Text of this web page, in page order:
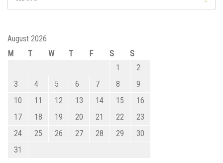
August 2026
M
T W T F S
S
1
2
3
4 5 6 7 8
9
10
11 12 13 14 15
16
17
18 19 20 21 22
23
24
25 26 27 28 29
30
31